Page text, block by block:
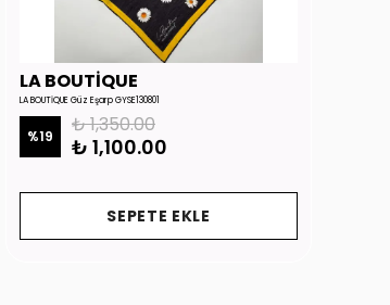
LA BOUTİQUE
LA BOUTİQUE Güz Eşarp GYSE130801
%19 ₺ 1,350.00
₺ 1,100.00
SEPETE EKLE